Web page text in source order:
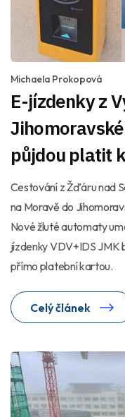
Michaela Prokopová
E-jízdenky z
půjdou platit
Cestování z Žďáru nad
na Moravě do
Nové žluté automaty
jízdenky VDV+IDS
přímo platební kartou.
Celý článek